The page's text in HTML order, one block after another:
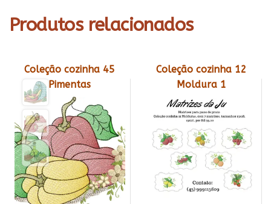
Produtos relacionados
Coleção cozinha 45
Pimentas
Coleção cozinha 12
Moldura 1